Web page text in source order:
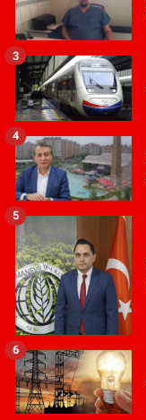
3
4
5
6